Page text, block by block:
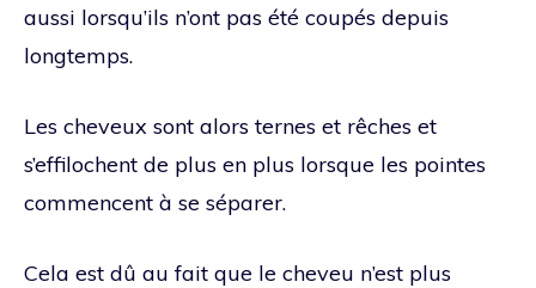
aussi lorsqu’ils n’ont pas été coupés depuis
longtemps.
Les cheveux sont alors ternes et rêches et
s’effilochent de plus en plus lorsque les pointes
commencent à se séparer.
Cela est dû au fait que le cheveu n’est plus